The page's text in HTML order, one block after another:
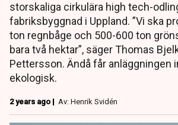
storskaliga cirkulära high tech-
fabriksbyggnad i Uppland. ”Vi ska
ton regnbåge och 500-600 ton
bara två hektar”, säger Thomas
Pettersson. Ändå får anläggningen
ekologisk.
2 years ago | Av: Henrik Svidén